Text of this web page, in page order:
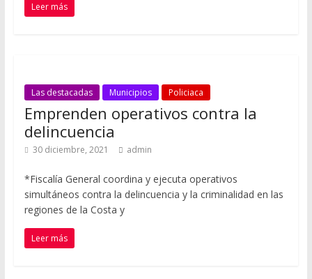
Leer más
Las destacadas Municipios Policiaca
Emprenden operativos contra la
delincuencia
30 diciembre, 2021 admin
*Fiscalía General coordina y ejecuta operativos
simultáneos contra la delincuencia y la criminalidad en las
regiones de la Costa y
Leer más